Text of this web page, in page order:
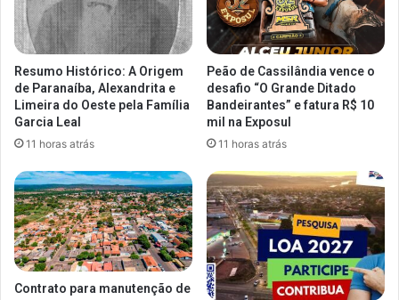
Resumo Histórico: A Origem
de Paranaíba, Alexandrita e
Limeira do Oeste pela Família
Garcia Leal
11 horas atrás
Peão de Cassilândia vence o
desafio “O Grande Ditado
Bandeirantes” e fatura R$ 10
mil na Exposul
11 horas atrás
Contrato para manutenção de